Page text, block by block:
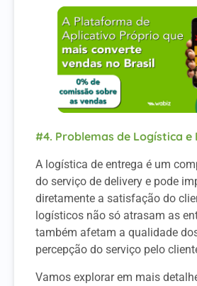
#4. Problemas de Logística e
A logística de entrega é um
do serviço de delivery e pode
diretamente a satisfação do
logísticos não só atrasam as
também afetam a qualidade
percepção do serviço pelo
Vamos explorar em mais